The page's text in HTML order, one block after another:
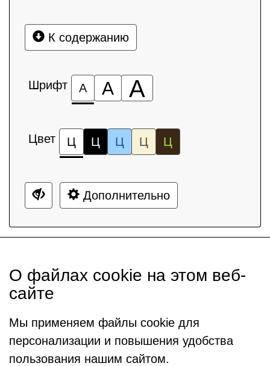
К содержанию
Шрифт А А А
Цвет Ц Ц Ц Ц Ц
Дополнительно
О файлах cookie на этом веб-
сайте
Мы применяем файлы cookie для
персонализации и повышения удобства
пользования нашим сайтом.